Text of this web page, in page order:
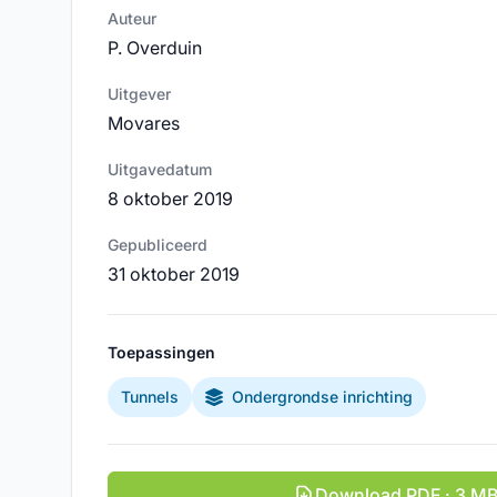
Auteur
P. Overduin
Uitgever
Movares
Uitgavedatum
8 oktober 2019
Gepubliceerd
31 oktober 2019
Toepassingen
Tunnels Ondergrondse inrichting